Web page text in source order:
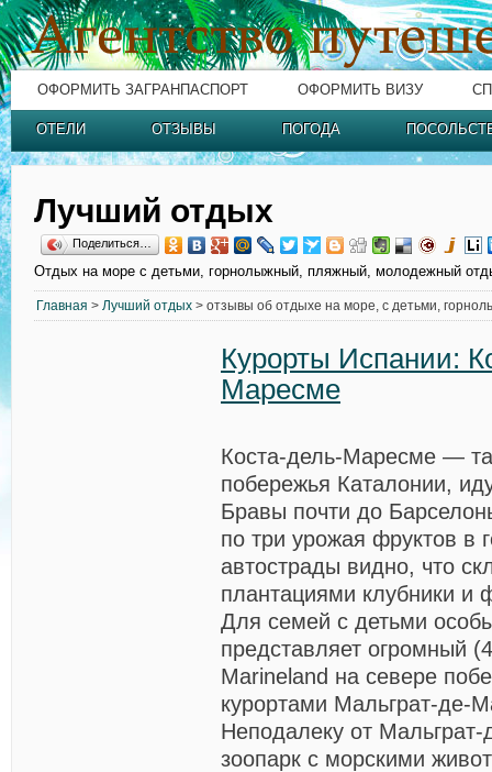
ОФОРМИТЬ ЗАГРАНПАСПОРТ ОФОРМИТЬ ВИЗУ
ОТЕЛИ ОТЗЫВЫ ПОГОДА
Лучший отдых
Поделиться…
Отдых на море с детьми, горнолыжный, пляжный, молодежный
Главная > Лучший отдых > отзывы об отдыхе на море, с детьми,
Курорты Испании:
Маресме
Коста-дель-Маресме —
побережья Каталонии,
Бравы почти до
по три урожая фруктов в
автострады видно, что
плантациями клубники и
Для семей с детьми
представляет огромный
Marineland на севере
курортами Мальграт-де-
Неподалеку от
зоопарк с морскими